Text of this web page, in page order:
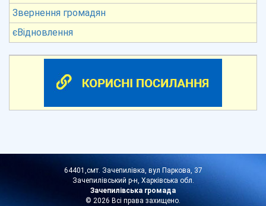
Звернення громадян
єВідновлення
64401,смт. Зачепилівка, вул Паркова, 37
Зачепилівський р-н, Харківська обл.
Зачепилівська громада
© 2026 Всі права захищено.